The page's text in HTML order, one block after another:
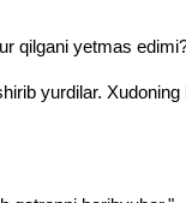
qilgani yetmas
yurdilar.